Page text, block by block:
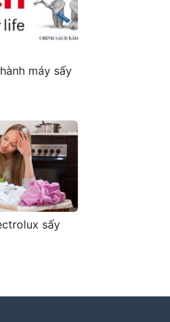
máy sấy
sấy